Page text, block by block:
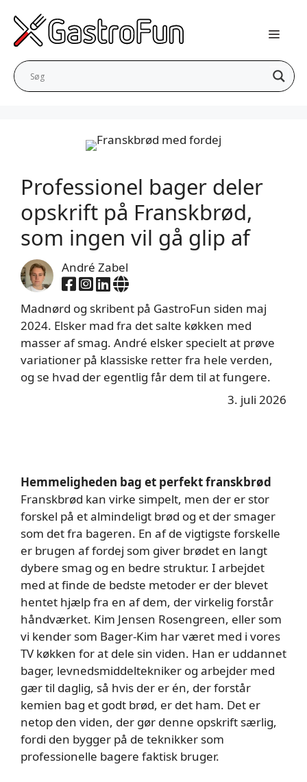
indhold
Professionel bager deler
opskrift på Franskbrød,
som ingen vil gå glip af
André Zabel
Madnørd og skribent på GastroFun siden maj
2024. Elsker mad fra det salte køkken med
masser af smag. André elsker specielt at prøve
variationer på klassiske retter fra hele verden,
og se hvad der egentlig får dem til at fungere.
3. juli 2026
Hemmeligheden bag et perfekt franskbrød
Franskbrød kan virke simpelt, men der er stor
forskel på et almindeligt brød og et der smager
som det fra bageren. En af de vigtigste forskelle
er brugen af fordej som giver brødet en langt
dybere smag og en bedre struktur. I arbejdet
med at finde de bedste metoder er der blevet
hentet hjælp fra en af dem, der virkelig forstår
håndværket. Kim Jensen Rosengreen, eller som
vi kender som Bager-Kim har været med i vores
TV køkken for at dele sin viden. Han er uddannet
bager, levnedsmiddeltekniker og arbejder med
gær til daglig, så hvis der er én, der forstår
kemien bag et godt brød, er det ham. Det er
netop den viden, der gør denne opskrift særlig,
fordi den bygger på de teknikker som
professionelle bagere faktisk bruger.